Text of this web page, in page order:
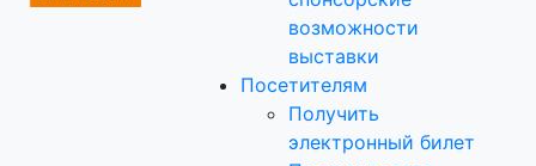
возможности
выставки
Посетителям
Получить
электронный билет